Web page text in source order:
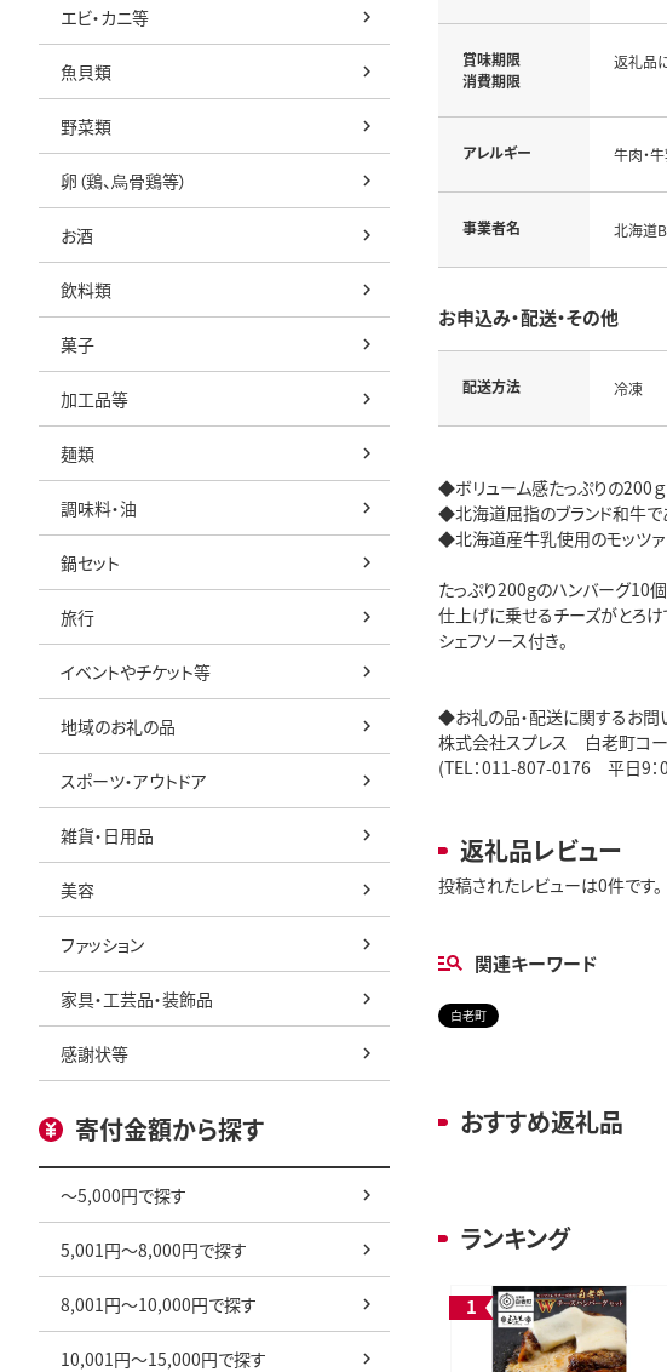
エビ・カニ等
魚貝類
野菜類
卵（鶏、烏骨鶏等）
お酒
飲料類
菓子
加工品等
麺類
調味料・油
鍋セット
旅行
イベントやチケット等
地域のお礼の品
スポーツ・アウトドア
雑貨・日用品
美容
ファッション
家具・工芸品・装飾品
感謝状等
寄付金額から探す
～5,000円で探す
5,001円～8,000円で探す
8,001円～10,000円で探す
10,001円～15,000円で探す
賞味期限
消費期限
返礼品
アレルギー 牛肉・
事業者名 北海道
お申込み・配送・その他
配送方法 冷凍
◆ボリューム感たっぷりの200ｇ
◆北海道屈指のブランド和牛で
◆北海道産牛乳使用のモッツァ
たっぷり200gのハンバーグ10
仕上げに乗せるチーズがとろけ
シェフソース付き。
◆お礼の品・配送に関するお
株式会社スプレス 白老町コー
(TEL：011-807-0176 平日9：
返礼品レビュー
投稿されたレビューは0件です。
関連キーワード
白老町
おすすめ返礼品
ランキング